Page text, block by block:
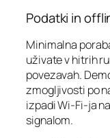
Podatki in
Minimalna
uživate v hitrih
povezavah.
zmogljivosti po
izpadi Wi‑Fi-ja
signalom.